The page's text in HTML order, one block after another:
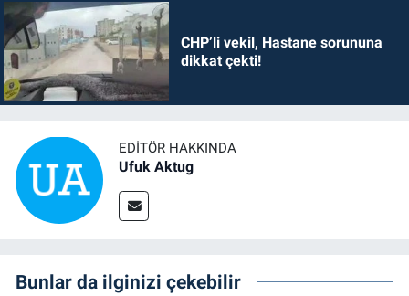
CHP’li vekil, Hastane sorununa
dikkat çekti!
EDITÖR HAKKINDA
Ufuk Aktug
Bunlar da ilginizi çekebilir